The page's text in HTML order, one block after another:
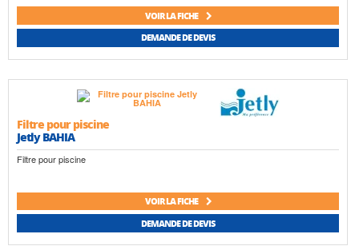
VOIR LA FICHE
DEMANDE DE DEVIS
Filtre pour piscine
Jetly BAHIA
Filtre pour piscine
VOIR LA FICHE
DEMANDE DE DEVIS